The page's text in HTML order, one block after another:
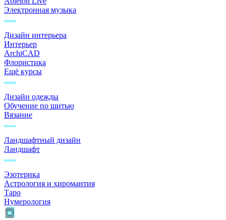
Электронная музыка
Дизайн интерьера
Интерьер
ArchiCAD
Флористика
Ещё курсы
Дизайн одежды
Обучение по шитью
Вязание
Ландшафтный дизайн
Ландшафт
Эзотерика
Астрология и хиромантия
Таро
Нумерология